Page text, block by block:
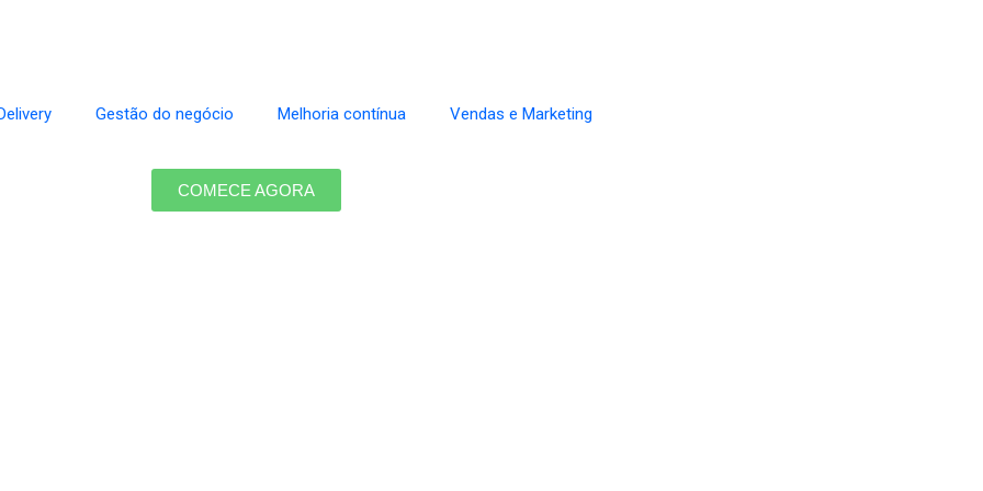
Gestão do negócio Melhoria contínua Vendas e Marketing
COMECE AGORA